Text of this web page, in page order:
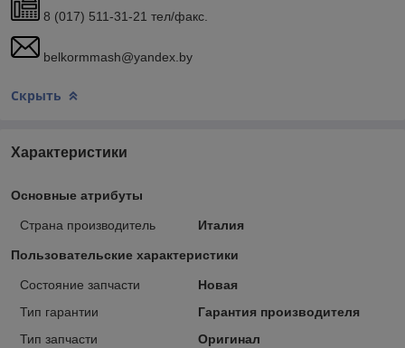
8 (017) 511-31-21 тел/факс.
belkormmash@yandex.by
Скрыть
Характеристики
Основные атрибуты
Страна производитель Италия
Пользовательские характеристики
Состояние запчасти
Новая
Тип гарантии
Гарантия производителя
Тип запчасти
Оригинал